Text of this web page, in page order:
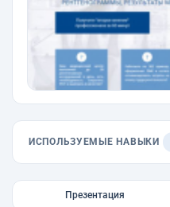
ИСПОЛЬЗУЕМЫЕ НАВЫКИ
Презентация